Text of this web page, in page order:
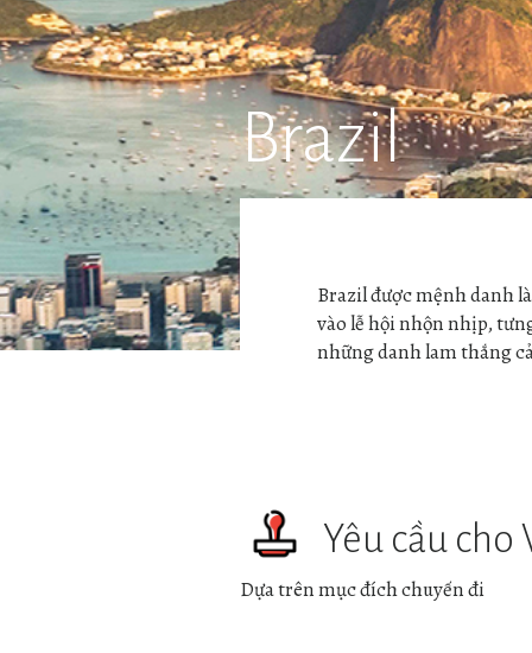
Brazil
Brazil được mệnh danh
vào lễ hội nhộn nhịp,
những danh lam thắng
Yêu cầu cho
Dựa trên mục đích chuyến đi